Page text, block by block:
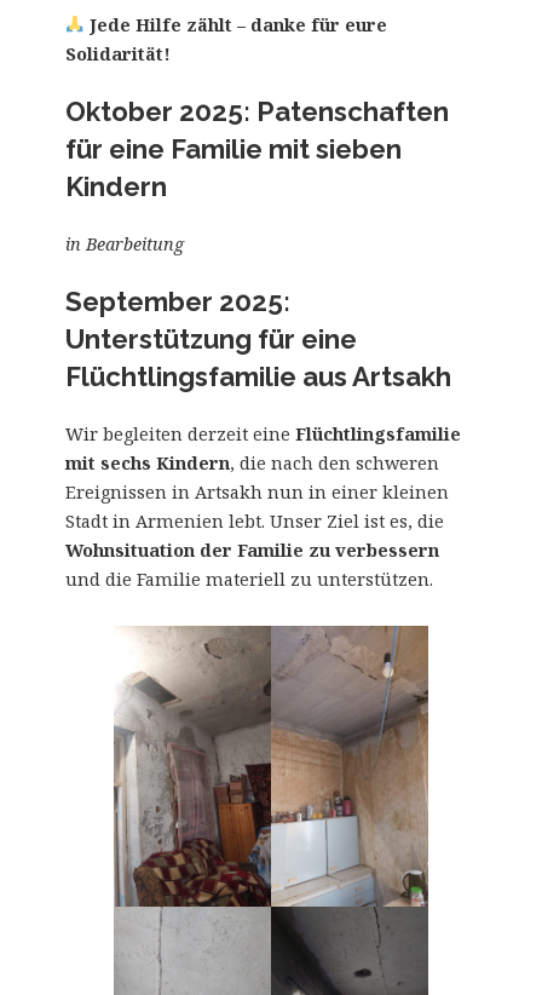
Jede Hilfe zählt – danke für eure
Solidarität!
Oktober 2025: Patenschaften
für eine Familie mit sieben
Kindern
in Bearbeitung
September 2025:
Unterstützung für eine
Flüchtlingsfamilie aus Artsakh
Wir begleiten derzeit eine Flüchtlingsfamilie
mit sechs Kindern, die nach den schweren
Ereignissen in Artsakh nun in einer kleinen
Stadt in Armenien lebt. Unser Ziel ist es, die
Wohnsituation der Familie zu verbessern
und die Familie materiell zu unterstützen.